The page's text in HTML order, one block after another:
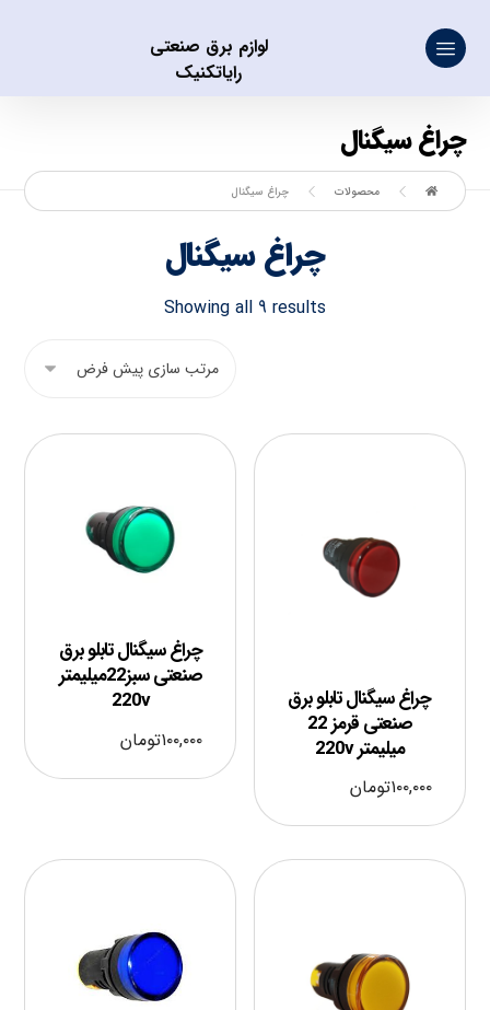
لوازم برق صنعتی
رایاتکنیک
چراغ سیگنال
محصولات چراغ سیگنال
چراغ سیگنال
Showing all 9 results
چراغ سیگنال تابلو برق
صنعتی قرمز 22
میلیمتر 220v
۱۰۰,۰۰۰تومان
چراغ سیگنال تابلو برق
صنعتی سبز22میلیمتر
220v
۱۰۰,۰۰۰تومان